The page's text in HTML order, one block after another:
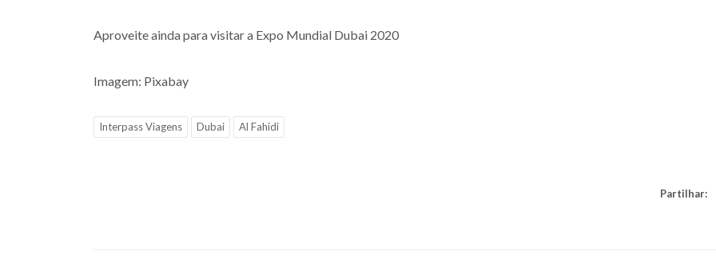
Aproveite ainda para visitar a Expo Mundial Dubai 2020
Imagem: Pixabay
Interpass Viagens Dubai Al Fahidi
Partilhar: